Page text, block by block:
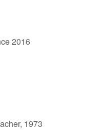
2016
1973